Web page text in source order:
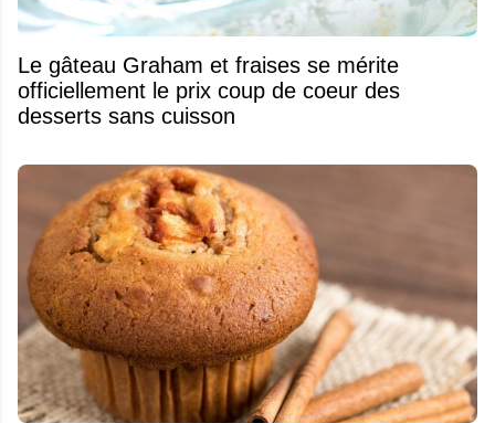
Le gâteau Graham et fraises se mérite
officiellement le prix coup de coeur des
desserts sans cuisson